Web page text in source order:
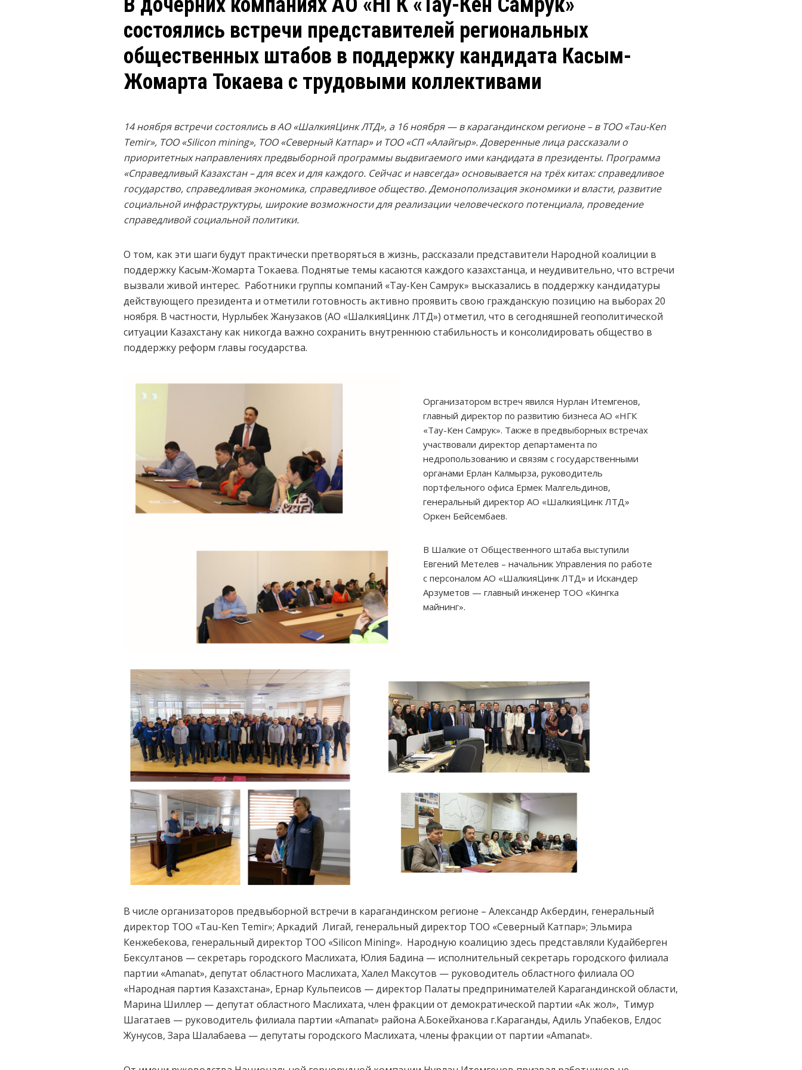
состоялись встречи представителей региональных
общественных штабов в поддержку кандидата Касым-
Жомарта Токаева с трудовыми коллективами
14 ноября встречи состоялись в АО «ШалкияЦинк ЛТД», а 16 ноября — в карагандинском регионе – в ТОО «Tau-Ken
Temir», ТОО «Silicon mining», ТОО «Северный Катпар» и ТОО «СП «Алайгыр».Доверенные лица рассказали о
приоритетных направлениях предвыборной программы выдвигаемого ими кандидата в президенты. Программа
«Справедливый Казахстан – для всех и для каждого. Сейчас и навсегда» основывается на трёх китах: справедливое
государство, справедливая экономика, справедливое общество. Демонополизация экономики и власти, развитие
социальной инфраструктуры, широкие возможности для реализации человеческого потенциала, проведение
справедливой социальной политики.
О том, как эти шаги будут практически претворяться в жизнь, рассказали представители Народной коалиции в
поддержку Касым-Жомарта Токаева. Поднятые темы касаются каждого казахстанца, и неудивительно, что встречи
вызвали живой интерес. Работники группы компаний «Тау-Кен Самрук» высказались в поддержку кандидатуры
действующего президента и отметили готовность активно проявить свою гражданскую позицию на выборах 20
ноября. В частности, Нурлыбек Жанузаков (АО «ШалкияЦинк ЛТД») отметил, что в сегодняшней геополитической
ситуации Казахстану как никогда важно сохранить внутреннюю стабильность и консолидировать общество в
поддержку реформ главы государства.
Организатором встреч явился Нурлан Итемгенов,
главный директор по развитию бизнеса АО «НГК
«Тау-Кен Самрук». Также в предвыборных встречах
участвовали директор департамента по
недропользованию и связям с государственными
органами Ерлан Калмырза, руководитель
портфельного офиса Ермек Малгельдинов,
генеральный директор АО «ШалкияЦинк ЛТД»
Оркен Бейсембаев.
В Шалкие от Общественного штаба выступили
Евгений Метелев – начальник Управления по работе
с персоналом АО «ШалкияЦинк ЛТД» и Искандер
Арзуметов — главный инженер ТОО «Кингка
майнинг».
В числе организаторов предвыборной встречи в карагандинском регионе – Александр Акбердин, генеральный
директор ТОО «Tau-Ken Temir»; Аркадий Лигай, генеральный директор ТОО «Северный Катпар»; Эльмира
Кенжебекова, генеральный директор ТОО «Silicon Mining». Народную коалицию здесь представляли Кудайберген
Бексултанов — секретарь городского Маслихата, Юлия Бадина — исполнительный секретарь городского филиала
партии «Amanat», депутат областного Маслихата, Халел Максутов — руководитель областного филиала ОО
«Народная партия Казахстана», Ернар Кульпеисов — директор Палаты предпринимателей Карагандинской области,
Марина Шиллер — депутат областного Маслихата, член фракции от демократической партии «Ак жол», Тимур
Шагатаев — руководитель филиала партии «Amanat» района А.Бокейханова г.Караганды, Адиль Упабеков, Елдос
Жунусов, Зара Шалабаева — депутаты городского Маслихата, члены фракции от партии «Amanat».